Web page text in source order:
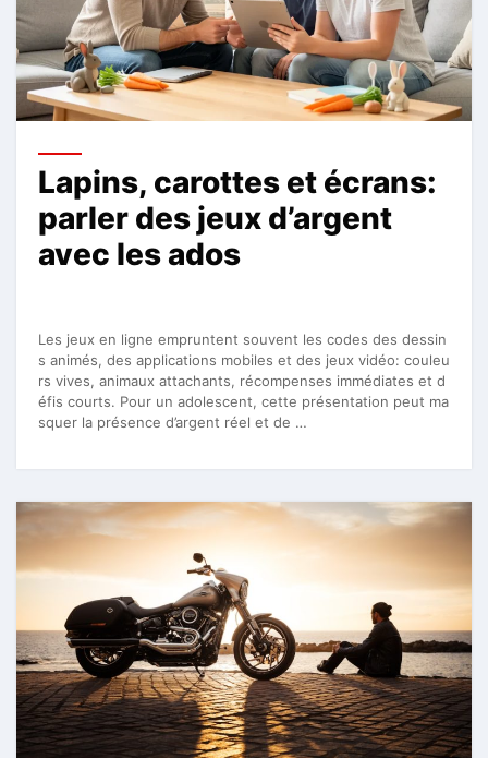
Lapins, carottes et écrans:
parler des jeux d’argent
avec les ados
Les jeux en ligne empruntent souvent les codes des dessin
s animés, des applications mobiles et des jeux vidéo: couleu
rs vives, animaux attachants, récompenses immédiates et d
éfis courts. Pour un adolescent, cette présentation peut ma
squer la présence d’argent réel et de …